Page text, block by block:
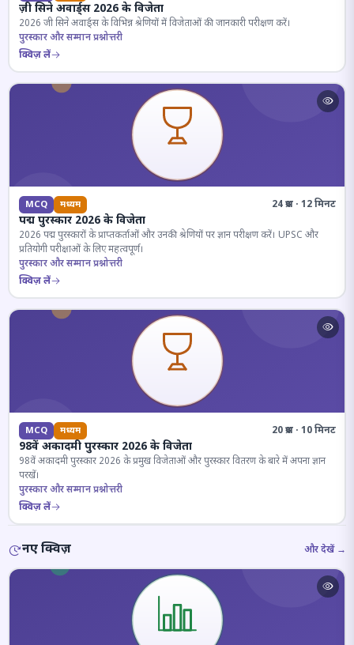
ज़ी सिने अवार्ड्स 2026 के विजेता
2026 जी सिने अवार्ड्स के विभिन्न श्रेणियों में विजेताओं की जानकारी परीक्षण करें।
पुरस्कार और सम्मान प्रश्नोत्तरी
क्विज़ लें
MCQ मध्यम 24 प्रश्न · 12 मिनट
पद्म पुरस्कार 2026 के विजेता
2026 पद्म पुरस्कारों के प्राप्तकर्ताओं और उनकी श्रेणियों पर ज्ञान परीक्षण करें। UPSC और
प्रतियोगी परीक्षाओं के लिए महत्वपूर्ण।
पुरस्कार और सम्मान प्रश्नोत्तरी
क्विज़ लें
MCQ मध्यम 20 प्रश्न · 10 मिनट
98वें अकादमी पुरस्कार 2026 के विजेता
98वें अकादमी पुरस्कार 2026 के प्रमुख विजेताओं और पुरस्कार वितरण के बारे में अपना ज्ञान
परखें।
पुरस्कार और सम्मान प्रश्नोत्तरी
क्विज़ लें
नए क्विज़ और देखें →